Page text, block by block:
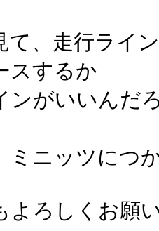
て、走行ライ
スするか
ンがいいんだ
ミニッツにつ
よろしくお願